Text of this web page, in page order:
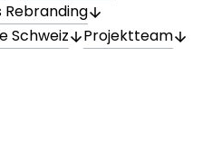
Rebranding
Schweiz
Projektteam